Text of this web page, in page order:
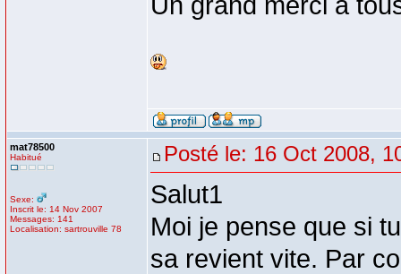
mat78500
Habitué
Sexe:
Inscrit le: 14 Nov 2007
Messages: 141
Localisation: sartrouville 78
Posté le: 16 Oct 2008,
Salut1
Moi je pense que si
sa revient vite. Par